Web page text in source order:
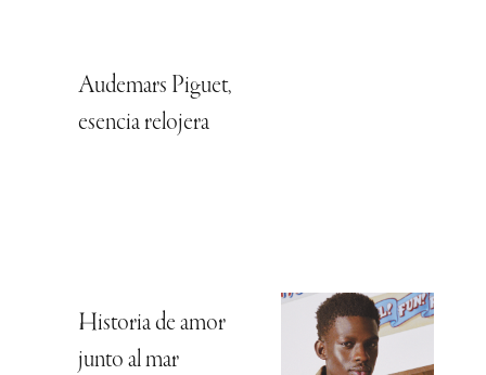
Audemars Piguet,
esencia relojera
Historia de amor
junto al mar